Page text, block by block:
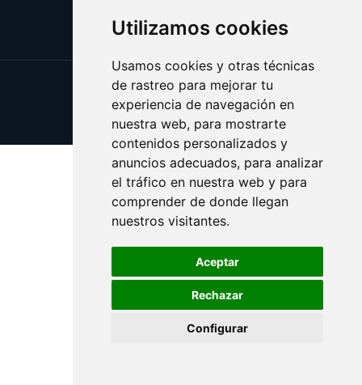
Utilizamos cookies
Usamos cookies y otras técnicas
de rastreo para mejorar tu
experiencia de navegación en
nuestra web, para mostrarte
contenidos personalizados y
anuncios adecuados, para analizar
el tráfico en nuestra web y para
comprender de donde llegan
nuestros visitantes.
Aceptar
Rechazar
Configurar
Update cookies preferences
Copyright © 2025 besame.es